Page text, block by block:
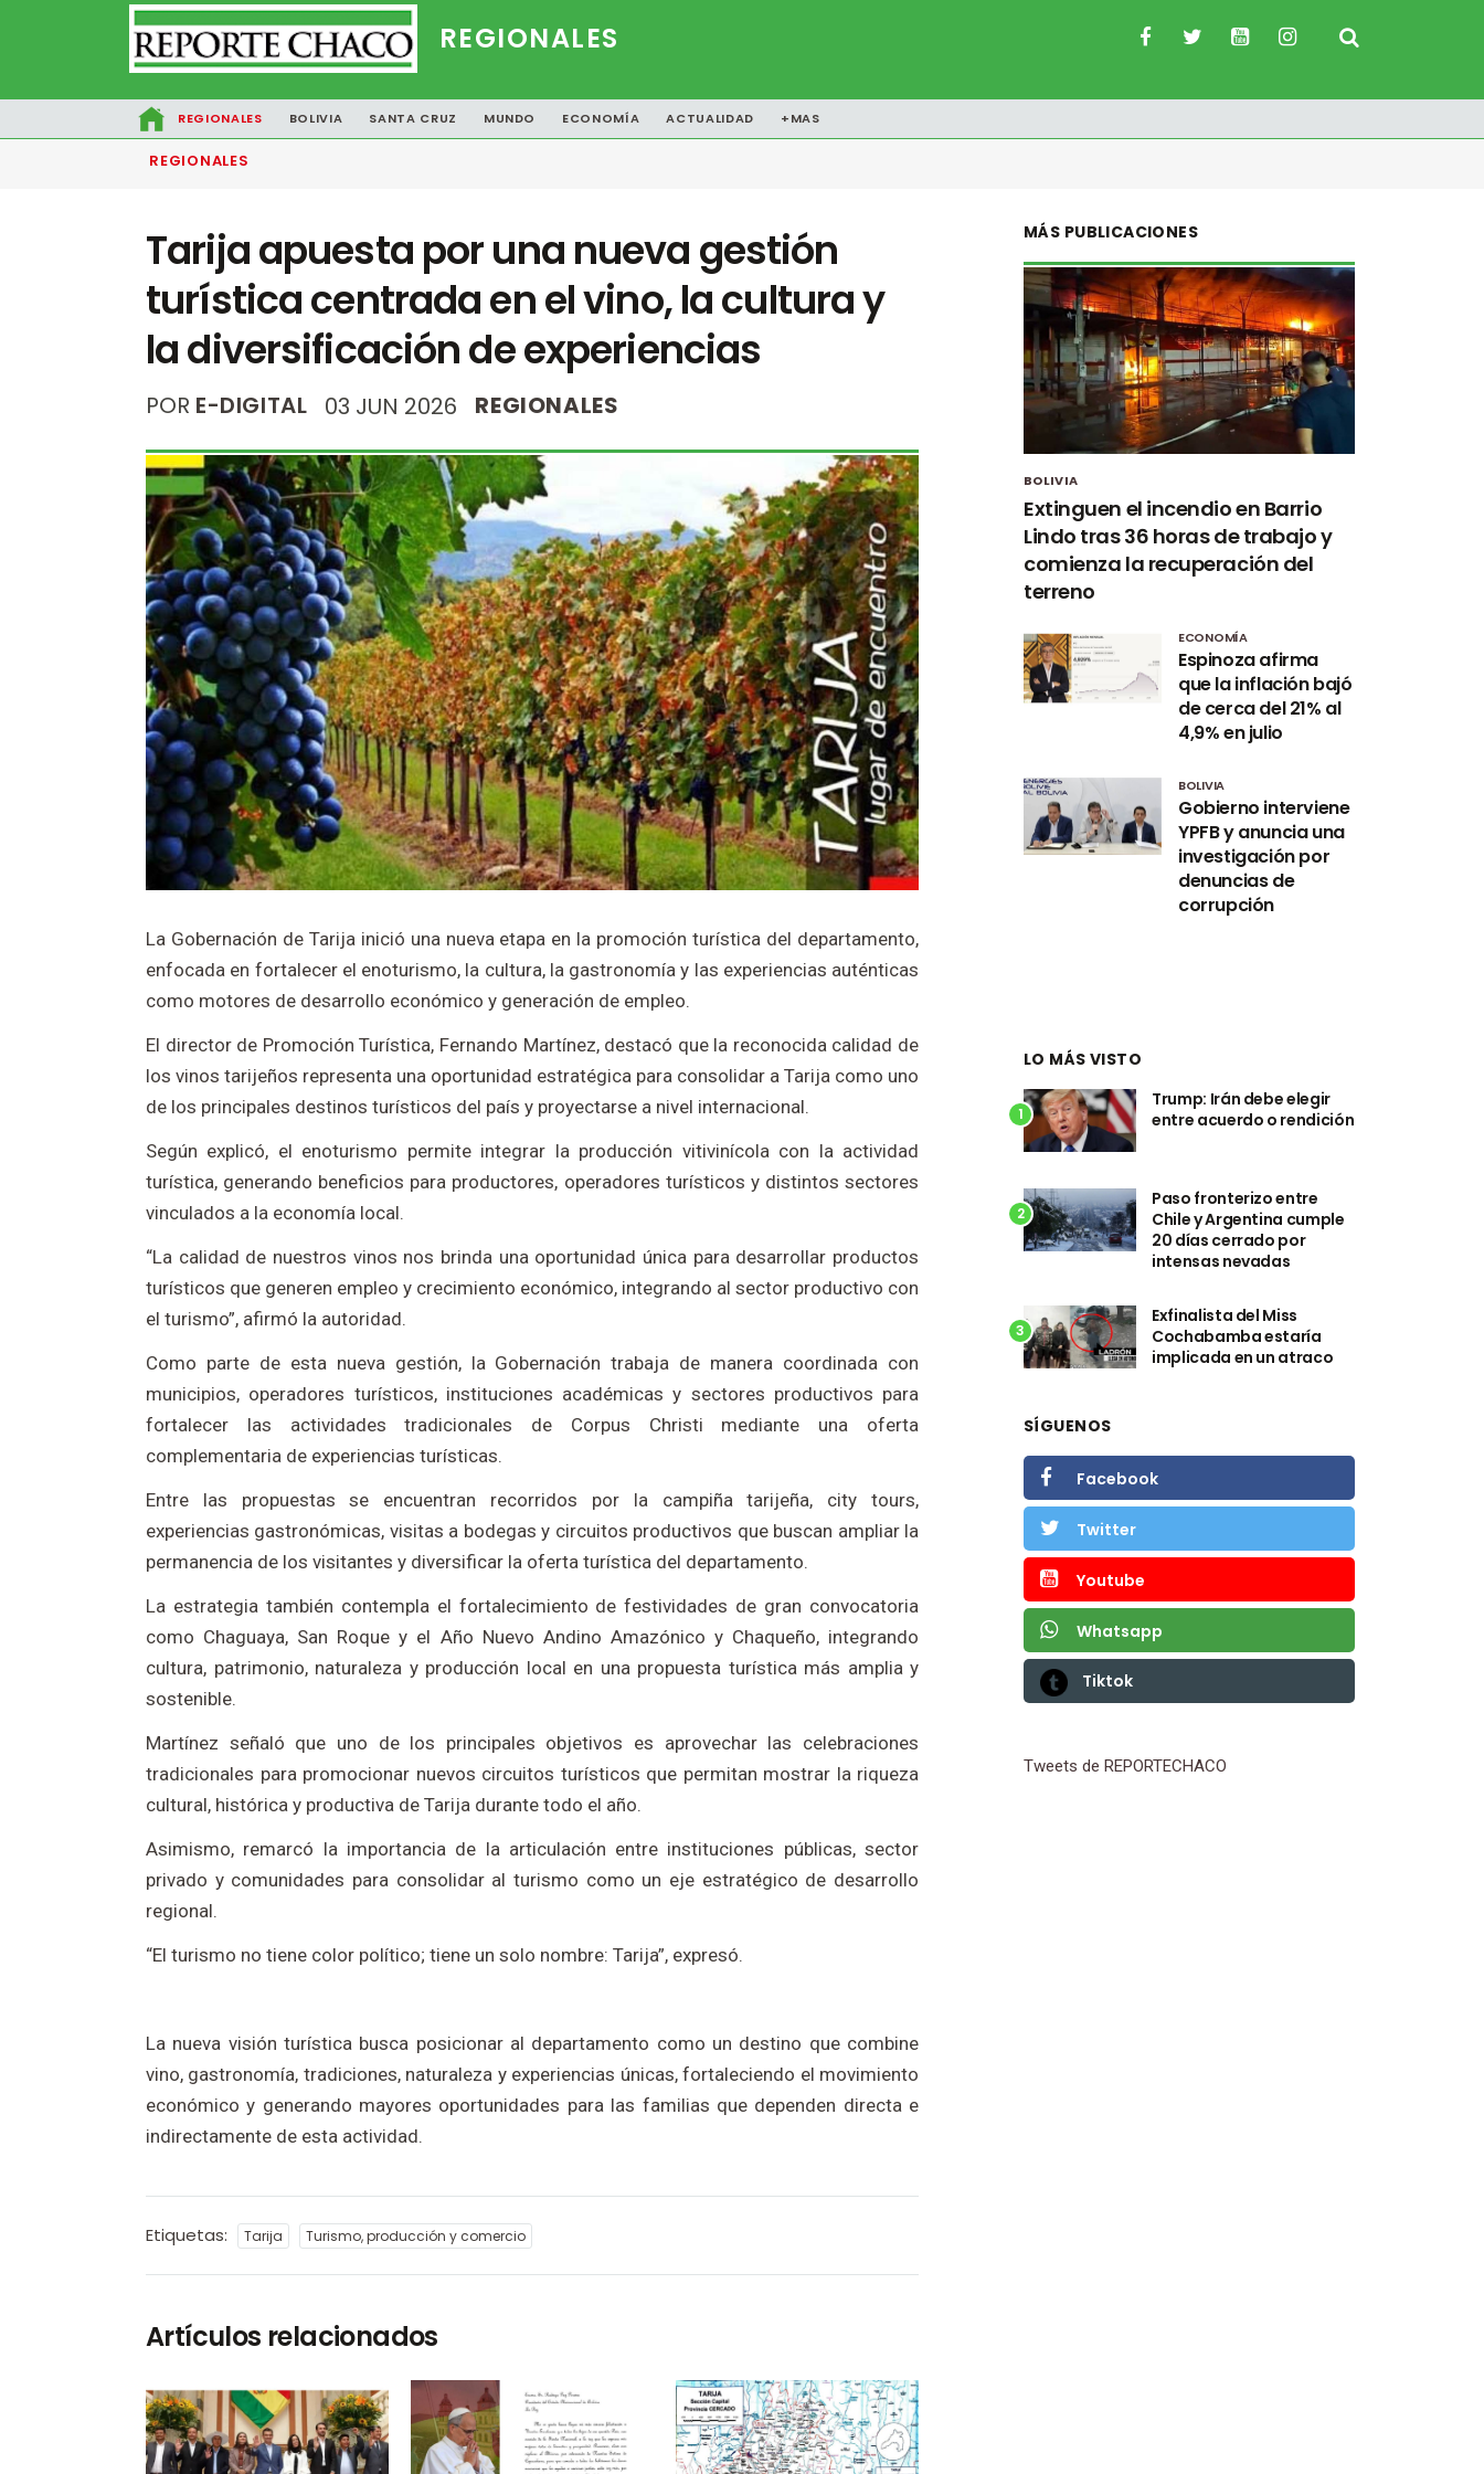
REGIONALES
REGIONALES BOLIVIA SANTA CRUZ MUNDO ECONOMÍA ACTUALIDAD +MAS
REGIONALES
Tarija apuesta por una nueva gestión
turística centrada en el vino, la cultura y
la diversificación de experiencias
POR E-DIGITAL 03 JUN 2026 REGIONALES
La Gobernación de Tarija inició una nueva etapa en la promoción turística del departamento,
enfocada en fortalecer el enoturismo, la cultura, la gastronomía y las experiencias auténticas
como motores de desarrollo económico y generación de empleo.
El director de Promoción Turística, Fernando Martínez, destacó que la reconocida calidad de
los vinos tarijeños representa una oportunidad estratégica para consolidar a Tarija como uno
de los principales destinos turísticos del país y proyectarse a nivel internacional.
Según explicó, el enoturismo permite integrar la producción vitivinícola con la actividad
turística, generando beneficios para productores, operadores turísticos y distintos sectores
vinculados a la economía local.
“La calidad de nuestros vinos nos brinda una oportunidad única para desarrollar productos
turísticos que generen empleo y crecimiento económico, integrando al sector productivo con
el turismo”, afirmó la autoridad.
Como parte de esta nueva gestión, la Gobernación trabaja de manera coordinada con
municipios, operadores turísticos, instituciones académicas y sectores productivos para
fortalecer las actividades tradicionales de Corpus Christi mediante una oferta
complementaria de experiencias turísticas.
Entre las propuestas se encuentran recorridos por la campiña tarijeña, city tours,
experiencias gastronómicas, visitas a bodegas y circuitos productivos que buscan ampliar la
permanencia de los visitantes y diversificar la oferta turística del departamento.
La estrategia también contempla el fortalecimiento de festividades de gran convocatoria
como Chaguaya, San Roque y el Año Nuevo Andino Amazónico y Chaqueño, integrando
cultura, patrimonio, naturaleza y producción local en una propuesta turística más amplia y
sostenible.
Martínez señaló que uno de los principales objetivos es aprovechar las celebraciones
tradicionales para promocionar nuevos circuitos turísticos que permitan mostrar la riqueza
cultural, histórica y productiva de Tarija durante todo el año.
Asimismo, remarcó la importancia de la articulación entre instituciones públicas, sector
privado y comunidades para consolidar al turismo como un eje estratégico de desarrollo
regional.
“El turismo no tiene color político; tiene un solo nombre: Tarija”, expresó.
La nueva visión turística busca posicionar al departamento como un destino que combine
vino, gastronomía, tradiciones, naturaleza y experiencias únicas, fortaleciendo el movimiento
económico y generando mayores oportunidades para las familias que dependen directa e
indirectamente de esta actividad.
Etiquetas: Tarija Turismo, producción y comercio
Artículos relacionados
MÁS PUBLICACIONES
BOLIVIA
Extinguen el incendio en Barrio
Lindo tras 36 horas de trabajo y
comienza la recuperación del
terreno
ECONOMÍA
Espinoza afirma
que la inflación bajó
de cerca del 21% al
4,9% en julio
BOLIVIA
Gobierno interviene
YPFB y anuncia una
investigación por
denuncias de
corrupción
LO MÁS VISTO
1
Trump: Irán debe elegir
entre acuerdo o rendición
2
Paso fronterizo entre
Chile y Argentina cumple
20 días cerrado por
intensas nevadas
3
Exfinalista del Miss
Cochabamba estaría
implicada en un atraco
SÍGUENOS
Facebook
Twitter
Youtube
Whatsapp
Tiktok
Tweets de REPORTECHACO